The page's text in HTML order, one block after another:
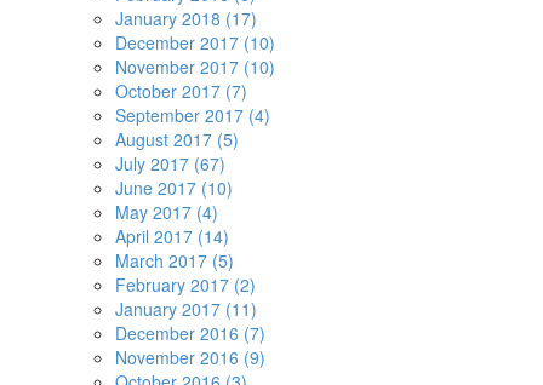
January 2018 (17)
December 2017 (10)
November 2017 (10)
October 2017 (7)
September 2017 (4)
August 2017 (5)
July 2017 (67)
June 2017 (10)
May 2017 (4)
April 2017 (14)
March 2017 (5)
February 2017 (2)
January 2017 (11)
December 2016 (7)
November 2016 (9)